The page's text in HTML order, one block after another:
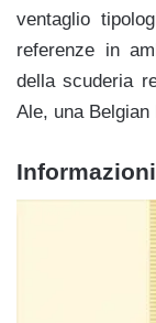
ventaglio
referenze in
della scuderia
Ale, una